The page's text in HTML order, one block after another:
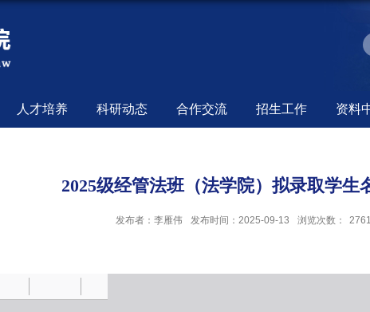
人才培养 科研动态 合作交流 招生工作 资料
2025级经管法班（法学院）拟录取学生
发布者：李雁伟 发布时间：2025-09-13 浏览次数： 2761